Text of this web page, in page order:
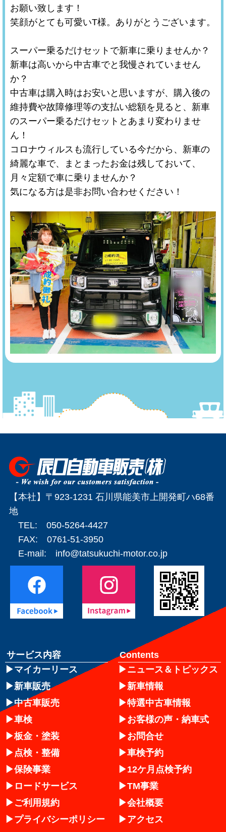
お願い致します！
笑顔がとても可愛いT様。ありがとうございます。
スーパー乗るだけセットで新車に乗りませんか？
新車は高いから中古車でと我慢されていません
か？
中古車は購入時はお安いと思いますが、購入後の
維持費や故障修理等の支払い総額を見ると、新車
のスーパー乗るだけセットとあまり変わりませ
ん！
コロナウィルスも流行している今だから、新車の
綺麗な車で、まとまったお金は残しておいて、
月々定額で車に乗りませんか？
気になる方は是非お問い合わせください！
【本社】〒923-1231 石川県能美市上開発町ハ68番
地
TEL: 050-5264-4427
FAX: 0761-51-3950
E-mail: info@tatsukuchi-motor.co.jp
サービス内容
マイカーリース
新車販売
中古車販売
車検
板金・塗装
点検・整備
保険事業
ロードサービス
ご利用規約
プライバシーポリシー
Contents
ニュース＆トピックス
新車情報
特選中古車情報
お客様の声・納車式
お問合せ
車検予約
12ケ月点検予約
TM事業
会社概要
アクセス